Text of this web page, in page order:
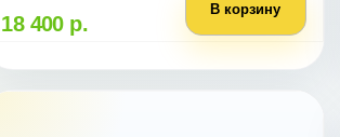
18 400 р.
В корзину